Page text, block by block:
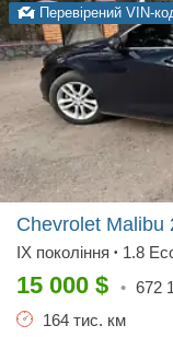
Перевірений VIN-
Chevrolet Malibu
IX покоління • 1.8
15 000 $ • 672
164 тис. км